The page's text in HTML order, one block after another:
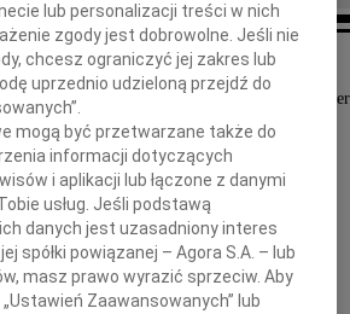
Z głębokim żalem przyjęliśmy wiadomość o
Ryszarda Niszczoty
lub personalizacji treści w nich
zgody jest dobrowolne. Jeśli nie
chcesz ograniczyć jej zakres lub
uprzednio udzieloną przejdź do
mogą być przetwarzane także do
informacji dotyczących
i aplikacji lub łączone z danymi
usług. Jeśli podstawą
danych jest uzasadniony interes
spółki powiązanej – Agora S.A. – lub
masz prawo wyrazić sprzeciw. Aby
Zaawansowanych” lub